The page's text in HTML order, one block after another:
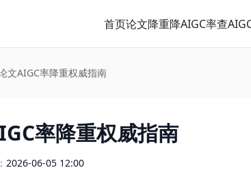
首页论文降重降AIGC率查
文AIGC率降重权威指南
率降重权威指南
2026-06-05 12:00